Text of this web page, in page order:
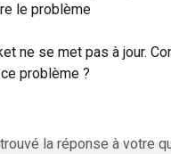
le problème
ne se met pas à jour.
problème ?
la réponse à votre